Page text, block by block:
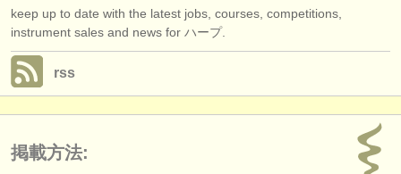
keep up to date with the latest jobs, courses, competitions,
instrument sales and news for ハープ.
rss
掲載方法: